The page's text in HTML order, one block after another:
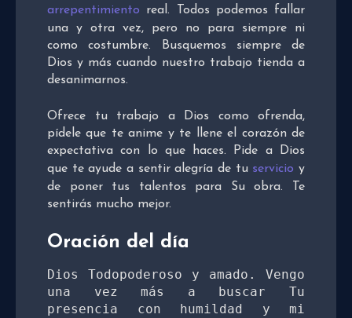
arrepentimiento real. Todos podemos fallar
una y otra vez, pero no para siempre ni
como costumbre. Busquemos siempre de
Dios y más cuando nuestro trabajo tienda a
desanimarnos.
Ofrece tu trabajo a Dios como ofrenda,
pídele que te anime y te llene el corazón de
expectativa con lo que haces. Pide a Dios
que te ayude a sentir alegría de tu servicioy
de poner tus talentos para Su obra. Te
sentirás mucho mejor.
Oración del día
Dios Todopoderoso y amado. Vengo
una vez más a buscar Tu
presencia con humildad y mi